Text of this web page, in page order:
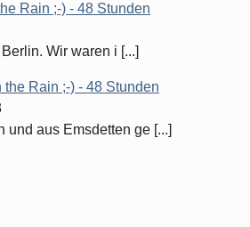
Rain ;-) - 48 Stunden
Wir waren i [...]
the Rain ;-) - 48 Stunden
und aus Emsdetten ge [...]